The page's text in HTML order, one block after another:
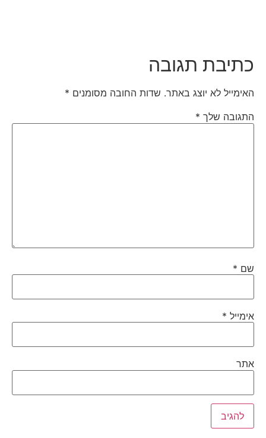
כתיבת תגובה
האימייל לא יוצג באתר. שדות החובה מסומנים*
התגובה שלך*
שם*
אימייל*
אתר